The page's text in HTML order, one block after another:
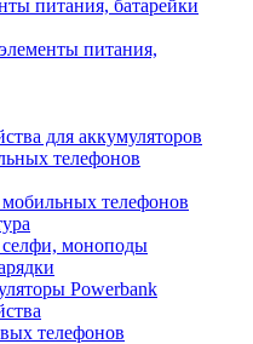
питания, батарейки
питания,
для аккумуляторов
телефонов
телефонов
селфи, моноподы
Powerbank
телефонов